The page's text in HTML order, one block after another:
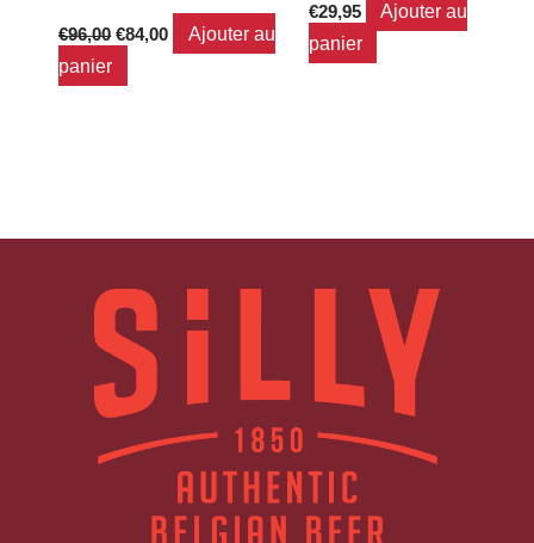
€96,00 €84,00
Ajouter au
panier
€29,95
Ajouter au
panier